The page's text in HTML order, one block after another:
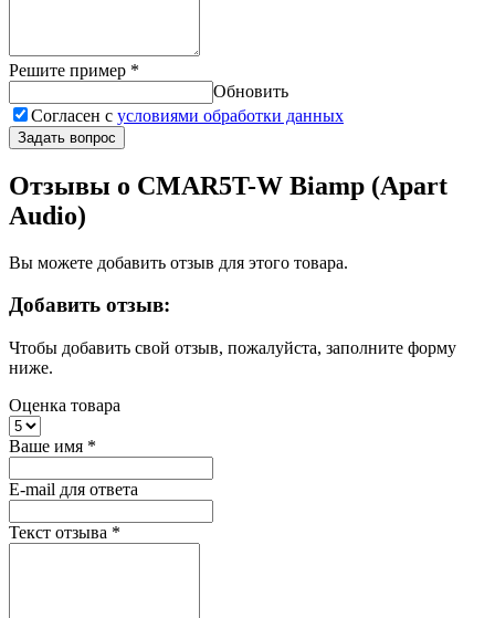
Решите пример *
Обновить
Согласен с условиями обработки данных
Задать вопрос
Отзывы о CMAR5T-W Biamp (Apart
Audio)
Вы можете добавить отзыв для этого товара.
Добавить отзыв:
Чтобы добавить свой отзыв, пожалуйста, заполните форму
ниже.
Оценка товара
Ваше имя *
E-mail для ответа
Текст отзыва *